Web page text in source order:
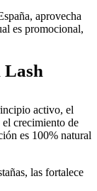
aprovecha
es promocional,
Lash
activo, el
crecimiento de
es 100% natural
las fortalece